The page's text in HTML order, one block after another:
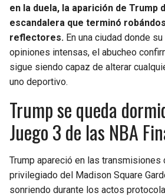
en la duela, la aparición de Trump
escandalera que terminó
reflectores. En una ciudad donde
opiniones intensas, el abucheo
sigue siendo capaz de alterar
uno deportivo.
Trump se queda
Juego 3 de las NBA
Trump apareció en las transmisiones
privilegiado del Madison Square
sonriendo durante los actos